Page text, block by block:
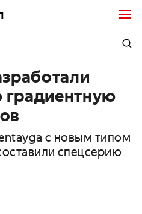
градиентную
с новым типом
спецсерию